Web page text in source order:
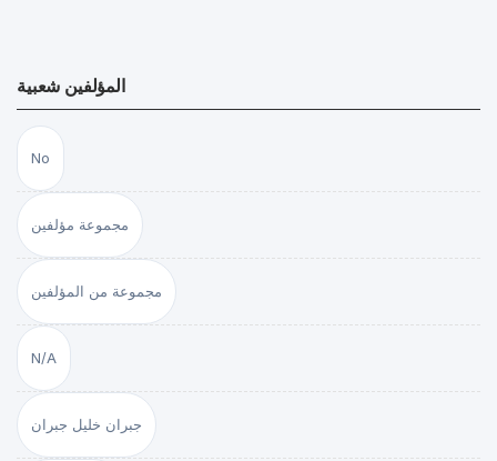
المؤلفين شعبية
No
مجموعة مؤلفين
مجموعة من المؤلفين
N/A
جبران خليل جبران